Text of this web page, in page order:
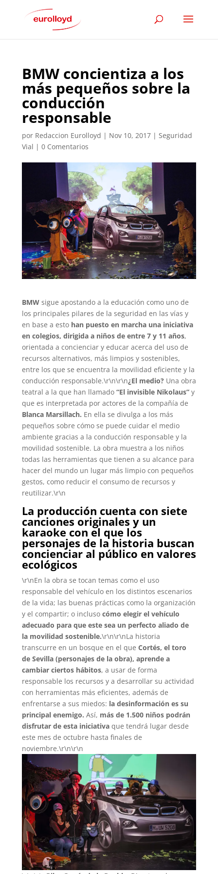
BMW concientiza a los
más pequeños sobre la
conducción
responsable
por Redaccion Eurolloyd | Nov 10, 2017| Seguridad
Vial | 0 Comentarios
BMWsigue apostando a la educación como uno de
los principales pilares de la seguridad en las vías y
en base a esto han puesto en marcha una iniciativa
en colegios, dirigida a niños de entre 7 y 11 años,
orientada a concienciar y educar acerca del uso de
recursos alternativos, más limpios y sostenibles,
entre los que se encuentra la movilidad eficiente y la
conducción responsable.\r\n\r\n¿El medio?Una obra
teatral a la que han llamado“El invisible Nikolaus”y
que es interpretada por actores de la compañía de
Blanca Marsillach. En ella se divulga a los más
pequeños sobre cómo se puede cuidar el medio
ambiente gracias a la conducción responsable y la
movilidad sostenible. La obra muestra a los niños
todas las herramientas que tienen a su alcance para
hacer del mundo un lugar más limpio con pequeños
gestos, como reducir el consumo de recursos y
reutilizar.\r\n
La producción cuenta con siete
canciones originales y un
karaoke con el que los
personajes de la historia buscan
concienciar al público en valores
ecológicos
\r\nEn la obra se tocan temas como el uso
responsable del vehículo en los distintos escenarios
de la vida; las buenas prácticas como la organización
y el compartir; o incluso cómo elegir el vehículo
adecuado para que este sea un perfecto aliado de
la movilidad sostenible.\r\n\r\nLa historia
transcurre en un bosque en el que Cortés, el toro
de Sevilla (personajes de la obra), aprende a
cambiar ciertos hábitos, a usar de forma
responsable los recursos y a desarrollar su actividad
con herramientas más eficientes, además de
enfrentarse a sus miedos: la desinformación es su
principal enemigo. Así, más de 1.500 niños podrán
disfrutar de esta iniciativaque tendrá lugar desde
este mes de octubre hasta finales de
noviembre.\r\n\r\n